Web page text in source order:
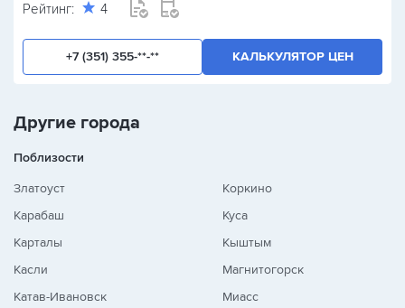
Рейтинг: 4
+7 (351) 355-**-** КАЛЬКУЛЯТОР ЦЕН
Другие города
Поблизости
Златоуст
Карабаш
Карталы
Касли
Катав-Ивановск
Коркино
Куса
Кыштым
Магнитогорск
Миасс